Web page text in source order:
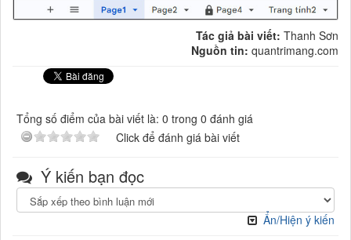
Tác giả bài viết: Thanh Sơn
Nguồn tin: quantrimang.com
Tổng số điểm của bài viết là: 0 trong 0 đánh giá
Click để đánh giá bài viết
Ý kiến bạn đọc
Ẩn/Hiện ý kiến